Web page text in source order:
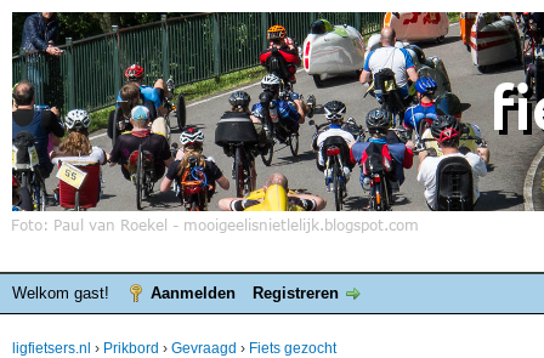
Welkom gast! Aanmelden Registreren
ligfietsers.nl › Prikbord › Gevraagd › Fiets gezocht